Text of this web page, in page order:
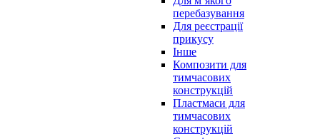
перебазування
Для реєстрації
прикусу
Інше
Композити для
тимчасових
конструкцій
Пластмаси для
тимчасових
конструкцій